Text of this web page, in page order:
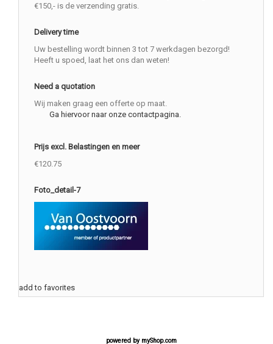
€150,- is de verzending gratis.
Delivery time
Uw bestelling wordt binnen 3 tot 7 werkdagen bezorgd!
Heeft u spoed, laat het ons dan weten!
Need a quotation
Wij maken graag een offerte op maat.
Ga hiervoor naar onze contactpagina.
Prijs excl. Belastingen en meer
€120.75
Foto_detail-7
add to favorites
powered by myShop.com